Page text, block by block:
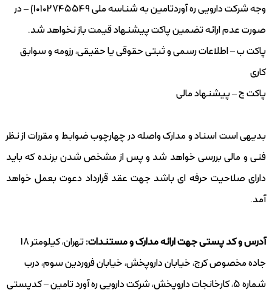
وجه شرکت دارویی ره آوردتامین به شناسه ملی 10102745549) – در
صورت عدم ارائه تضمین پاکت پیشنهاد قیمت باز نخواهد شد.
پاکت ب – اطلاعات رسمی و ثبتی حقوقی یا حقیقی، رزومه و سوابق
کاری
پاکت ج – پیشنهاد مالی
بدیهی است اسناد و مدارک واصله در چهارچوب ضوابط و مقررات از نظر
فنی و مالی بررسی خواهد شد و پس از مشخص شدن برنده که باید
دارای صلاحیت حرفه ای باشد جهت عقد قرارداد دعوت بعمل خواهد
آمد.
آدرس و کد پستی جهت ارائه مدارک و مستندات:
تهران، کیلومتر 18
جاده مخصوص کرج، خیابان داروپخش، خیابان فروردین سوم، درب
شماره 5، کارخانجات داروپخش، شرکت دارویی ره آورد تامین – کدپستی